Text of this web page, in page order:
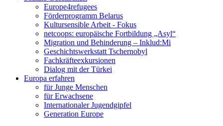
Europe4refugees
Förderprogramm Belarus
Kultursensible Arbeit - Fokus
netcoops: europäische Fortbildung „Asyl“
Migration und Behinderung – Inklud:Mi
Geschichtswerkstatt Tschernobyl
Fachkräfteexkursionen
Dialog mit der Türkei
Europa erfahren
für Junge Menschen
für Erwachsene
Internationaler Jugendgipfel
Generation Europe